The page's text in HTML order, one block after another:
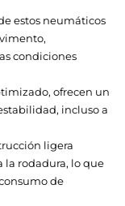
estos neumáticos
condiciones
ofrecen un
incluso a
ligera
la rodadura, lo que
de